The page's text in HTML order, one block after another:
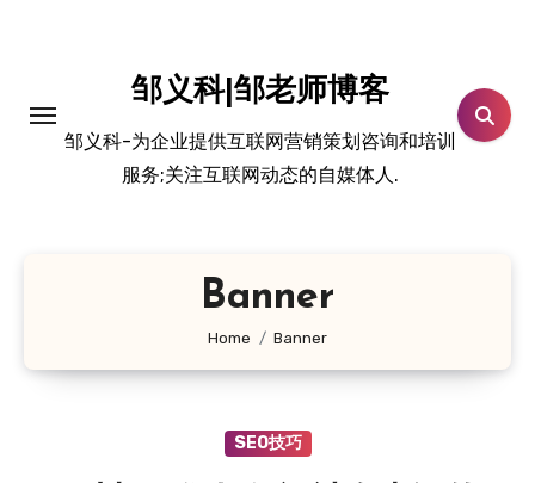
邹义科|邹老师博客
邹义科-为企业提供互联网营销策划咨询和培训
服务;关注互联网动态的自媒体人.
Banner
Home Banner
SEO技巧